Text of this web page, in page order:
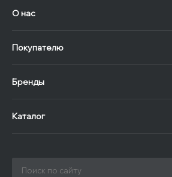
О нас
Покупателю
Бренды
Каталог